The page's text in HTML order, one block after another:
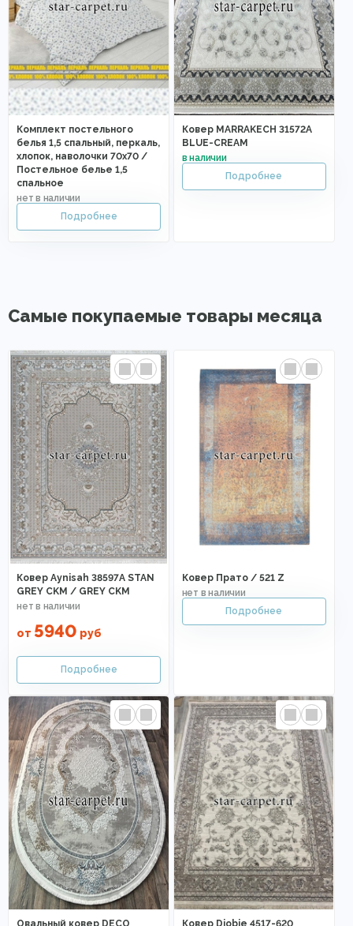
Комплект постельного
белья 1,5 спальный, перкаль,
хлопок, наволочки 70х70 /
Постельное белье 1,5
спальное
Ковер MARRAKECH 31572A
BLUE-CREAM
Самые покупаемые товары месяца
Ковер Aynisah 38597A STAN
GREY CKM / GREY CKM
от 5940 руб
Ковер Прато / 521 Z
Овальный ковер DECO Ковер Djobie 4517-620